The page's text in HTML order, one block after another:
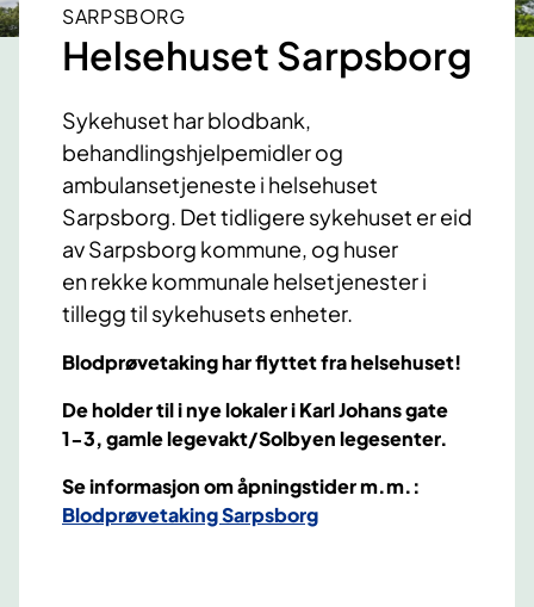
SARPSBORG
Helsehuset Sarpsborg
Sykehuset har blodbank,
behandlingshjelpemidler og
ambulansetjeneste i helsehuset
Sarpsborg. Det tidligere sykehuset er eid
av Sarpsborg kommune, og huser
en rekke kommunale helsetjenester i
tillegg til sykehusets enheter.
Blodprøvetaking har flyttet fra helsehuset!
De holder til i nye lokaler i Karl Johans gate
1-3, gamle legevakt/Solbyen legesenter.
Se informasjon om åpningstider m.m.:
Blodprøvetaking Sarpsborg